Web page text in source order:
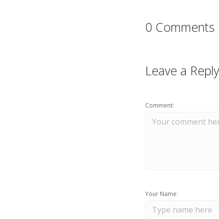
0 Comments
Leave a Reply
Comment:
Your Name: